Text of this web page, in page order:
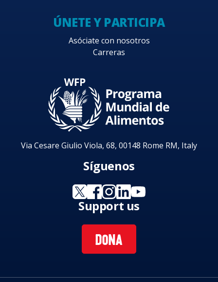
ÚNETE Y PARTICIPA
Asóciate con nosotros
Carreras
Via Cesare Giulio Viola, 68, 00148 Rome RM, Italy
Síguenos
Support us
DONA